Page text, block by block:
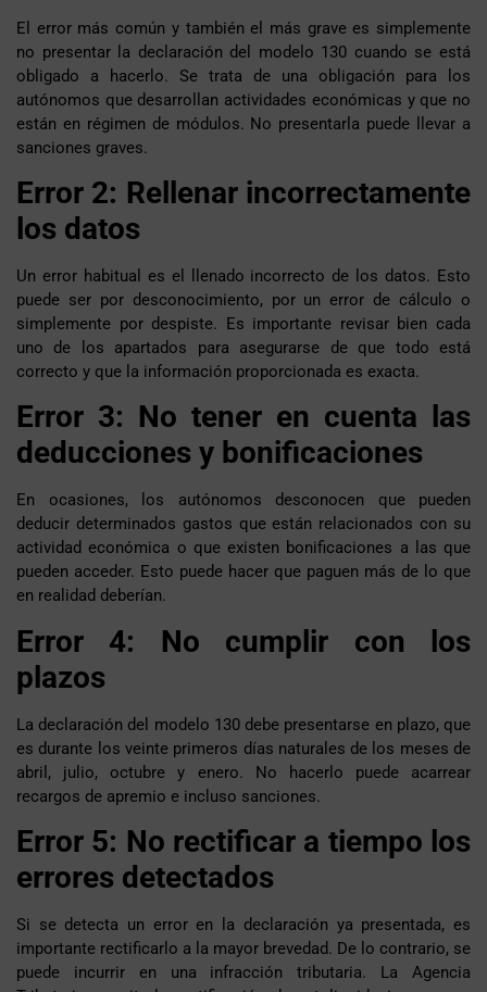
El error más común y también el más grave es simplemente
no presentar la declaración del modelo 130 cuando se está
obligado a hacerlo. Se trata de una obligación para los
autónomos que desarrollan actividades económicas y que no
están en régimen de módulos. No presentarla puede llevar a
sanciones graves.
Error 2: Rellenar incorrectamente
los datos
Un error habitual es el llenado incorrecto de los datos. Esto
puede ser por desconocimiento, por un error de cálculo o
simplemente por despiste. Es importante revisar bien cada
uno de los apartados para asegurarse de que todo está
correcto y que la información proporcionada es exacta.
Error 3: No tener en cuenta las
deducciones y bonificaciones
En ocasiones, los autónomos desconocen que pueden
deducir determinados gastos que están relacionados con su
actividad económica o que existen bonificaciones a las que
pueden acceder. Esto puede hacer que paguen más de lo que
en realidad deberían.
Error 4: No cumplir con los
plazos
La declaración del modelo 130 debe presentarse en plazo, que
es durante los veinte primeros días naturales de los meses de
abril, julio, octubre y enero. No hacerlo puede acarrear
recargos de apremio e incluso sanciones.
Error 5: No rectificar a tiempo los
errores detectados
Si se detecta un error en la declaración ya presentada, es
importante rectificarlo a la mayor brevedad. De lo contrario, se
puede incurrir en una infracción tributaria. La Agencia